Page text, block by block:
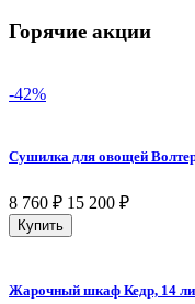
Горячие акции
-42%
Сушилка для овощей
8 760 ₽ 15 200 ₽
Купить
Жарочный шкаф Кедр, 14